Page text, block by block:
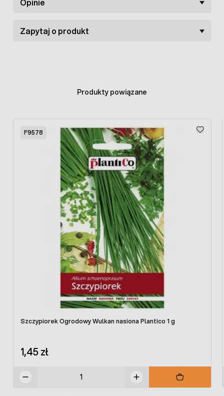
Opinie
Zapytaj o produkt
Produkty powiązane
F9578
Szczypiorek Ogrodowy Wulkan nasiona Plantico 1 g
1,45 zł